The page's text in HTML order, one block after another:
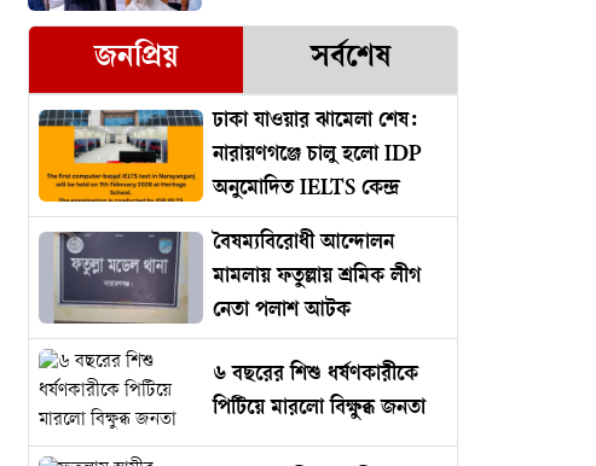
জনপ্রিয় সর্বশেষ
ঢাকা যাওয়ার ঝামেলা শেষ:
নারায়ণগঞ্জে চালু হলো IDP
অনুমোদিত IELTS কেন্দ্র
বৈষম্যবিরোধী আন্দোলন
মামলায় ফতুল্লায় শ্রমিক লীগ
নেতা পলাশ আটক
৬ বছরের শিশু ধর্ষণকারীকে
পিটিয়ে মারলো বিক্ষুব্ধ জনতা